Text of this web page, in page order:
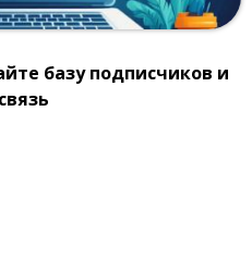
базу подписчиков и